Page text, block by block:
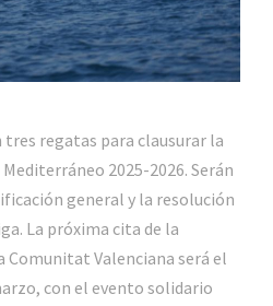
tres regatas para clausurar la
2025-2026. Serán
general y la resolución
La próxima cita de la
Comunitat Valenciana será el
con el evento solidario